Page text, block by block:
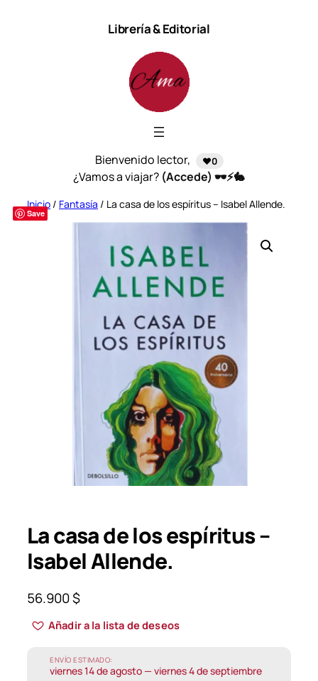
Librería & Editorial
Bienvenido lector, ❤️0
¿Vamos a viajar? (Accede) 🕶️⚡🐇
Save
Inicio / Fantasía / La casa de los espíritus – Isabel Allende.
La casa de los espíritus –
Isabel Allende.
56.900$
Añadir a la lista de deseos
ENVÍO ESTIMADO:
viernes 14 de agosto — viernes 4 de septiembre